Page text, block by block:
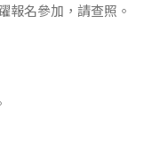
報名參加，請查照。